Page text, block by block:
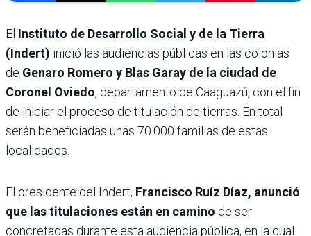
El Instituto de Desarrollo Social y de la Tierra
(Indert) inició las audiencias públicas en las colonias
de Genaro Romero y Blas Garay de la ciudad de
Coronel Oviedo, departamento de Caaguazú, con el fin
de iniciar el proceso de titulación de tierras. En total
serán beneficiadas unas 70.000 familias de estas
localidades.
El presidente del Indert, Francisco Ruíz Díaz, anunció
que las titulaciones están en camino de ser
concretadas durante esta audiencia pública, en la cual